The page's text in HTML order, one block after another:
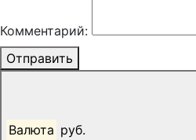
Комментарий:
Отправить
Валюта руб.